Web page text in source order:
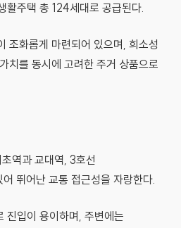
활주택 총 124세대로 공급된다.
조화롭게 마련되어 있으며, 희소성
치를 동시에 고려한 주거 상품으로
역과 교대역, 3호선
뛰어난 교통 접근성을 자랑한다.
진입이 용이하며, 주변에는